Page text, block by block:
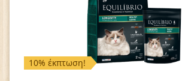
10% έκπτωση!